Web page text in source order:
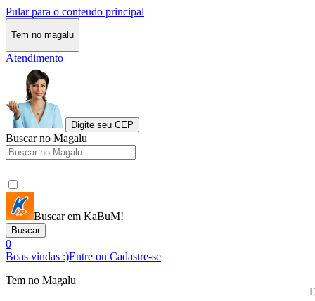
Pular para o conteudo principal
Tem no magalu
Atendimento
Digite seu CEP
Buscar no Magalu
Buscar em KaBuM!
Buscar
0
Boas vindas :)Entre ou Cadastre-se
Tem no Magalu